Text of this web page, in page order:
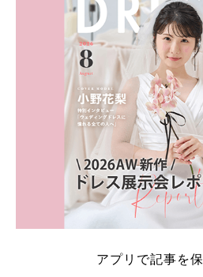
解決します。 まずは診
ング診断」か、
アプリで記事を